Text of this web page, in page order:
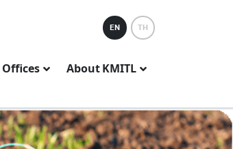
EN TH
About KMITL